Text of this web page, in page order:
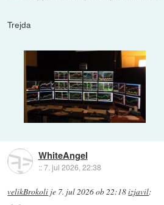
Trejda
WhiteAngel
::7. jul 2026, 22:38
velikBrokoli je 7. jul 2026 ob 22:18izjavil: